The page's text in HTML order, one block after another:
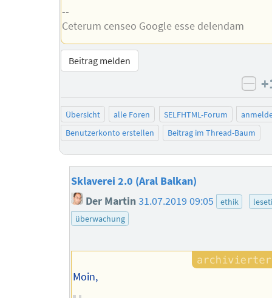
--
Ceterum censeo Google esse delendam
Beitrag melden
Übersicht alle Foren SELFHTML-Forum
Benutzerkonto erstellen
Beitrag im Thread-Baum
Sklaverei 2.0 (Aral Balkan)
Der Martin31.07.2019 09:05 ethik
überwachung
Moin,